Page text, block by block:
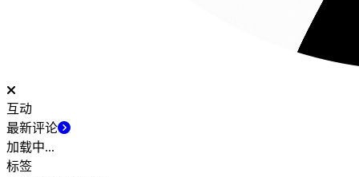
互动
最新评论
加载中...
标签